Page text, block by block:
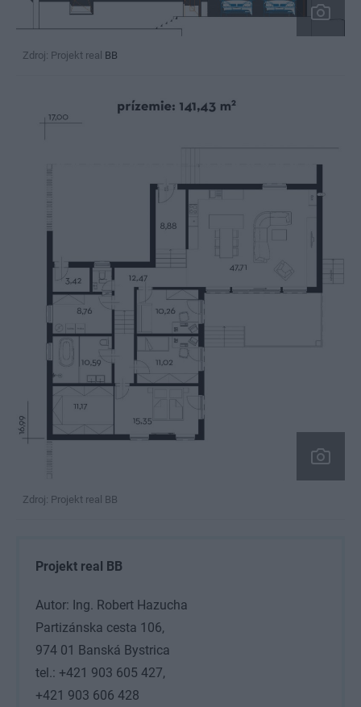
Zdroj: Projekt real BB
Zdroj: Projekt real BB
Projekt real BB
Autor: Ing. Robert Hazucha
Partizánska cesta 106,
974 01 Banská Bystrica
tel.: +421 903 605 427,
+421 903 606 428